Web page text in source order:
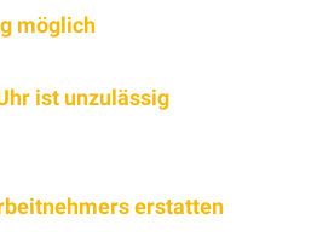
möglich
ist unzulässig
erstatten